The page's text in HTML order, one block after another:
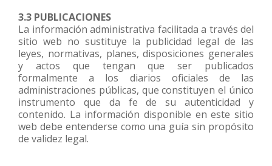
3.3 PUBLICACIONES
La información administrativa facilitada a través del
sitio web no sustituye la publicidad legal de las
leyes, normativas, planes, disposiciones generales
y actos que tengan que ser publicados
formalmente a los diarios oficiales de las
administraciones públicas, que constituyen el único
instrumento que da fe de su autenticidad y
contenido. La información disponible en este sitio
web debe entenderse como una guía sin propósito
de validez legal.